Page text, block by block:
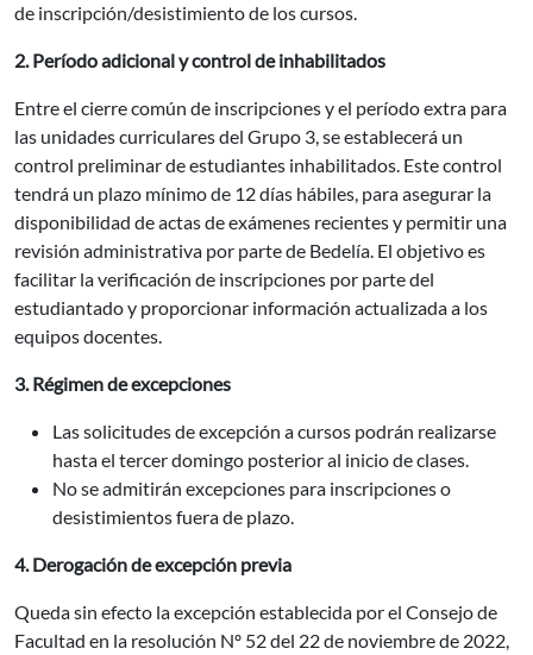
de inscripción/desistimiento de los cursos.
2. Período adicional y control de inhabilitados
Entre el cierre común de inscripciones y el período extra para
las unidades curriculares del Grupo 3, se establecerá un
control preliminar de estudiantes inhabilitados. Este control
tendrá un plazo mínimo de 12 días hábiles, para asegurar la
disponibilidad de actas de exámenes recientes y permitir una
revisión administrativa por parte de Bedelía. El objetivo es
facilitar la verificación de inscripciones por parte del
estudiantado y proporcionar información actualizada a los
equipos docentes.
3. Régimen de excepciones
Las solicitudes de excepción a cursos podrán realizarse
hasta el tercer domingo posterior al inicio de clases.
No se admitirán excepciones para inscripciones o
desistimientos fuera de plazo.
4. Derogación de excepción previa
Queda sin efecto la excepción establecida por el Consejo de
Facultad en la resolución Nº 52 del 22 de noviembre de 2022,